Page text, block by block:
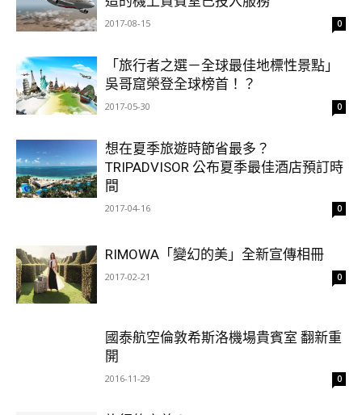
2017-08-15 0
「旅行者之選－全球最佳地標性景點」
吳哥窟榮登全球榜首！？
2017-05-30 0
想在夏季旅遊時節省最多？
TRIPADVISOR 公布夏季最佳酒店預訂時
間
2017-04-16 0
RIMOWA「變幻的美」全新宣傳相冊
2017-02-21 0
國泰航空倫敦希斯洛機場貴賓室 翻新重
開
2016-11-29 0